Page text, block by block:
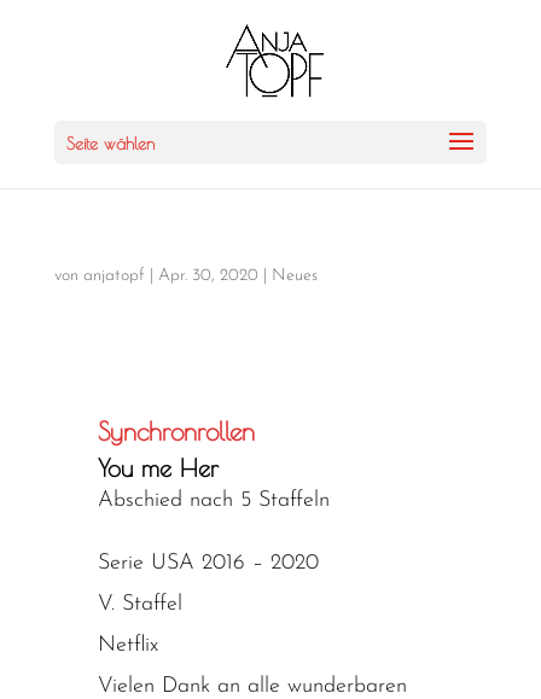
Seite wählen
von anjatopf Apr. 30, 2020 Neues
Synchronrollen
You me Her
Abschied nach 5 Staffeln
Serie USA 2016 – 2020
V. Staffel
Netflix
Vielen Dank an alle wunderbaren